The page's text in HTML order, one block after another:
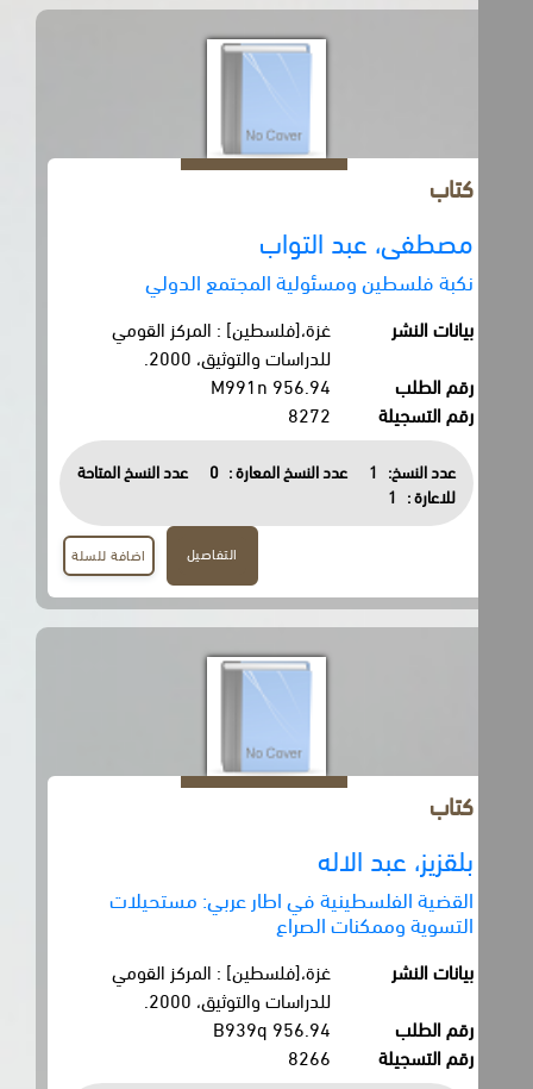
مصطفى، عبد التواب
نكبة فلسطين ومسئولية المجتمع الدولي
بيانات النشر
غزة،[فلسطين] : المركز القومي
للدراسات والتوثيق، 2000.
رقم الطلب
956.94 M991n
رقم التسجيلة
8272
عدد النسخ: 1 عدد النسخ المعارة : 0
عدد النسخ المتاحة
للاعارة :
1
اضافة للسلة
بلقزيز، عبد الاله
القضية الفلسطينية في اطار عربي: مستحيلات
التسوية وممكنات الصراع
بيانات النشر
غزة،[فلسطين] : المركز القومي
للدراسات والتوثيق، 2000.
رقم الطلب
956.94 B939q
رقم التسجيلة
8266